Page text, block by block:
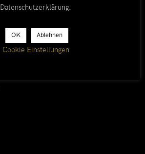
LÄNDER
Datenschutzerklärung.
OK Ablehnen
Cookie Einstellungen